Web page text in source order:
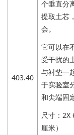
403.40
个垂直分
提取土芯
会。
它可以在
受干扰的
与衬垫一
于实验室
和尖端固
尺寸：2X
厘米）